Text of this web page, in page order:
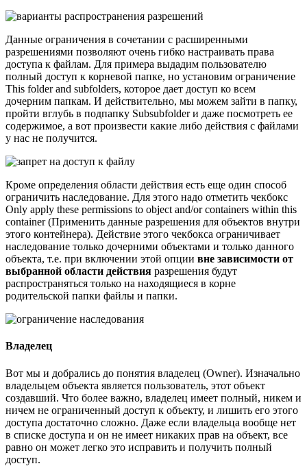
Данные ограничения в сочетании с расширенными
разрешениями позволяют очень гибко настраивать права
доступа к файлам. Для примера выдадим пользователю
полный доступ к корневой папке, но установим ограничение
This folder and subfolders, которое дает доступ ко всем
дочерним папкам. И действительно, мы можем зайти в папку,
пройти вглубь в подпапку Subsubfolder и даже посмотреть ее
содержимое, а вот произвести какие либо действия с файлами
у нас не получится.
Кроме определения области действия есть еще один способ
ограничить наследование. Для этого надо отметить чекбокс
Only apply these permissions to object and/or containers within this
container (Применить данные разрешения для объектов внутри
этого контейнера). Действие этого чекбокса ограничивает
наследование только дочерними объектами и только данного
объекта, т.е. при включении этой опции вне зависимости от
выбранной области действия разрешения будут
распространяться только на находящиеся в корне
родительской папки файлы и папки.
Владелец
Вот мы и добрались до понятия владелец (Owner). Изначально
владельцем объекта является пользователь, этот объект
создавший. Что более важно, владелец имеет полный, никем и
ничем не ограниченный доступ к объекту, и лишить его этого
доступа достаточно сложно. Даже если владельца вообще нет
в списке доступа и он не имеет никаких прав на объект, все
равно он может легко это исправить и получить полный
доступ.